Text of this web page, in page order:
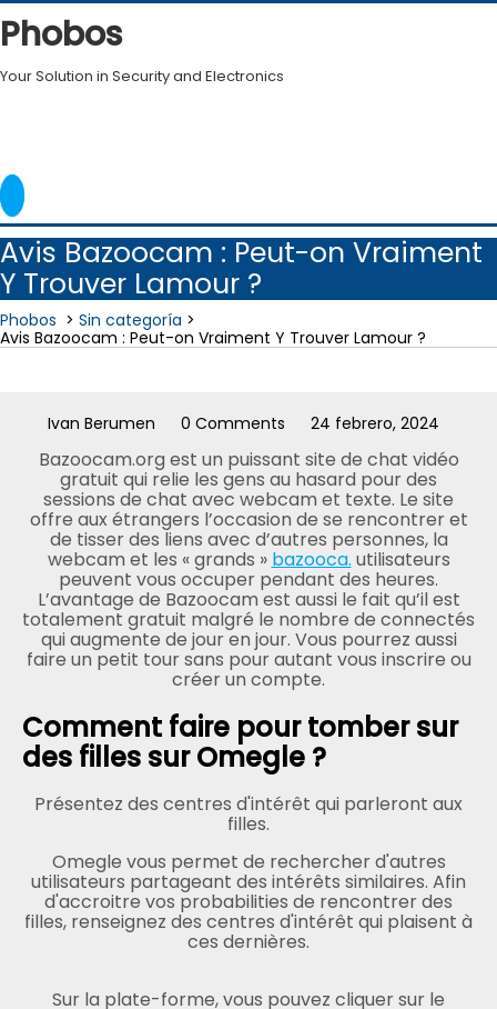
Skip
to
content
Phobos
Your Solution in Security and Electronics
Avis Bazoocam : Peut-on Vraiment
Y Trouver Lamour ?
Phobos > Sin categoría >
Avis Bazoocam : Peut-on Vraiment Y Trouver Lamour ?
Ivan Berumen 0 Comments 24 febrero, 2024
Bazoocam.org est un puissant site de chat vidéo
gratuit qui relie les gens au hasard pour des
sessions de chat avec webcam et texte. Le site
offre aux étrangers l’occasion de se rencontrer et
de tisser des liens avec d’autres personnes, la
webcam et les « grands » bazooca. utilisateurs
peuvent vous occuper pendant des heures.
L’avantage de Bazoocam est aussi le fait qu’il est
totalement gratuit malgré le nombre de connectés
qui augmente de jour en jour. Vous pourrez aussi
faire un petit tour sans pour autant vous inscrire ou
créer un compte.
Comment faire pour tomber sur
des filles sur Omegle ?
Présentez des centres d'intérêt qui parleront aux
filles.
Omegle vous permet de rechercher d'autres
utilisateurs partageant des intérêts similaires. Afin
d'accroitre vos probabilities de rencontrer des
filles, renseignez des centres d'intérêt qui plaisent à
ces dernières.
Sur la plate-forme, vous pouvez cliquer sur le